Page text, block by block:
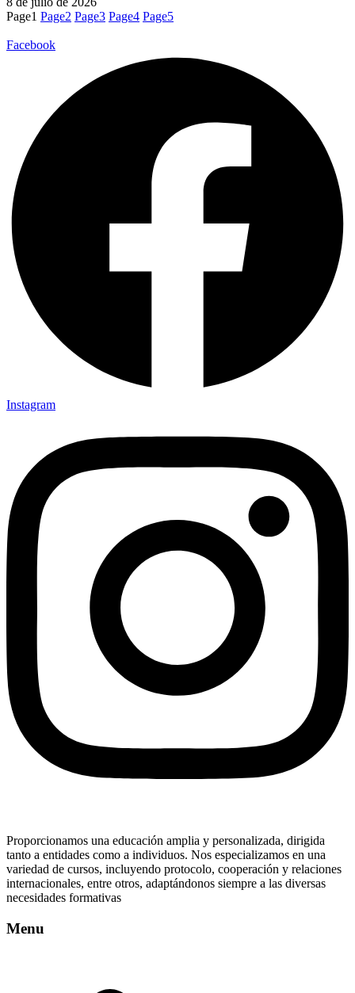
Page1 Page2 Page3 Page4 Page5
Facebook
Instagram
Proporcionamos una educación amplia y personalizada, dirigida
tanto a entidades como a individuos. Nos especializamos en una
variedad de cursos, incluyendo protocolo, cooperación y relaciones
internacionales, entre otros, adaptándonos siempre a las diversas
necesidades formativas
Menu